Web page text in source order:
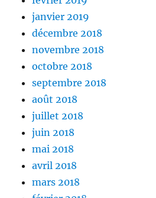
janvier 2019
décembre 2018
novembre 2018
octobre 2018
septembre 2018
août 2018
juillet 2018
juin 2018
mai 2018
avril 2018
mars 2018